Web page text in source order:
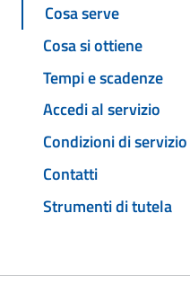
Cosa serve
Cosa si ottiene
Tempi e scadenze
Accedi al servizio
Condizioni di servizio
Contatti
Strumenti di tutela